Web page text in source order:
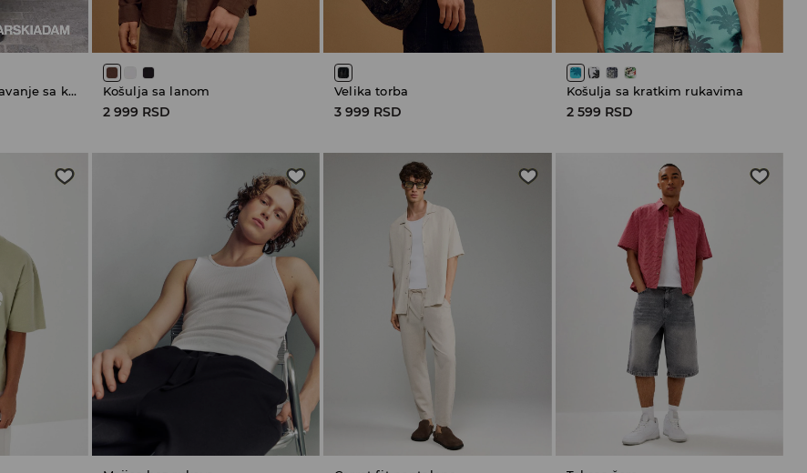
Dukserica na otkopčavanje sa kapuljačom Košulja sa lanom
2 999 RSD
Velika torba
3 999 RSD
Košulja sa kratkim rukavima
2 599 RSD